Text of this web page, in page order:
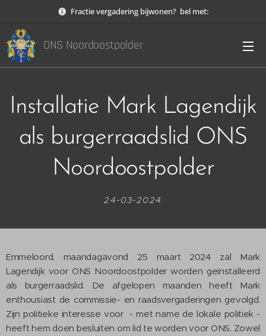
Fractie vergadering bijwonen? bel met:
ONS Noordoostpolder
Installatie Mark Lagendijk
als burgerraadslid ONS
Noordoostpolder
24-03-2024
Emmeloord, maandagavond 25 maart 2024 zal Mark
Lagendijk voor ONS Noordoostpolder worden geïnstalleerd
als burgerraadslid. De afgelopen maanden heeft Mark
enthousiast de commissie- en raadsvergaderingen gevolgd.
Zijn politieke interesse voor - met name de lokale politiek -
heeft hem doen besluiten om lid te worden voor ONS. Zowel